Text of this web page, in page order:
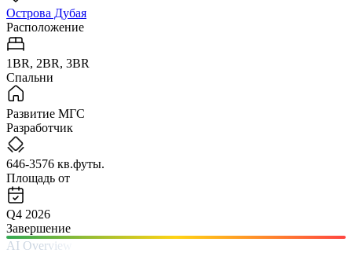
Острова Дубая
Расположение
1BR, 2BR, 3BR
Спальни
Развитие МГС
Разработчик
646-3576 кв.футы.
Площадь от
Q4 2026
Завершение
AI Overview